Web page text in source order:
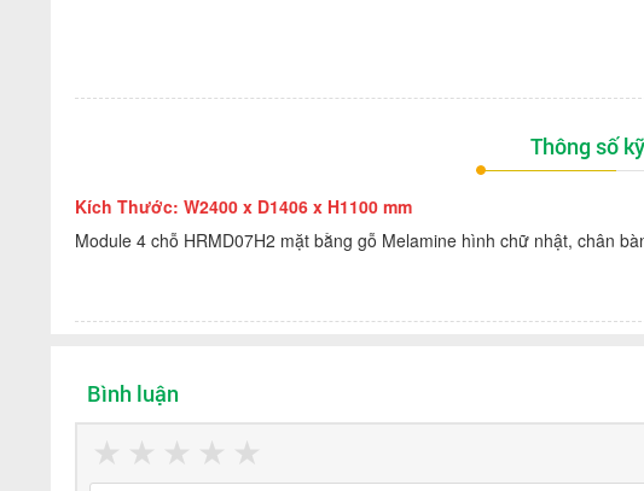
Thông số
Kích Thước: W2400 x D1406 x H1100 mm
Module 4 chỗ HRMD07H2 mặt bằng gỗ Melamine hình chữ nhật, chân
Bình luận
★
★
★
★
★